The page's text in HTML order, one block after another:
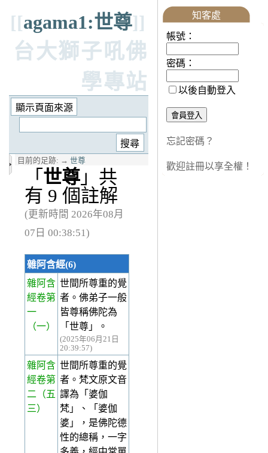
[[agama1:世尊]]
台大獅子吼佛
學專站
目前的足跡: → 世尊
「 世尊 」共
有 9 個註解
(更新時間 2026年08月
07日 00:38:51)
雜阿含經(6)
雜阿含
經卷第
一
（一）
世間所尊重的覺
者。佛弟子一般
皆尊稱佛陀為
「世尊」。
(2025年06月21日
20:39:57)
雜阿含
經卷第
二 （五
三）
世間所尊重的覺
者。梵文原文音
譯為「婆伽
梵」、「婆伽
婆」，是佛陀德
性的總稱，一字
知客處
帳號：
密碼：
以後自動登入
忘記密碼？
歡迎註冊以享全權！